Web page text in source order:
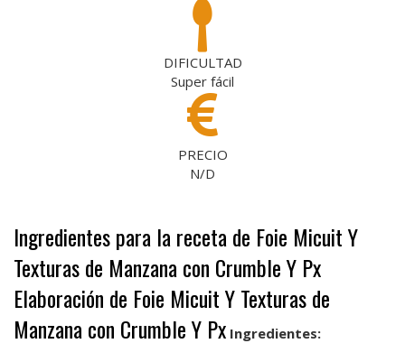
DIFICULTAD
Super fácil
PRECIO
N/D
Ingredientes para la receta de Foie Micuit Y
Texturas de Manzana con Crumble Y Px
Elaboración de Foie Micuit Y Texturas de
Manzana con Crumble Y Px Ingredientes: